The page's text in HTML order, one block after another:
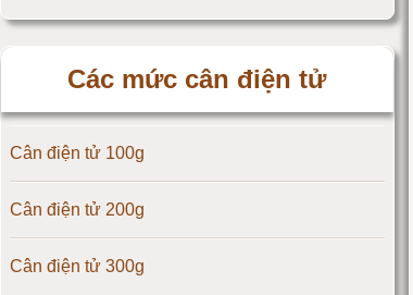
Cân điện tử OCS
Cân điện tử Digi
Cân điện tử TNP Scacle
Các mức cân điện tử
Cân điện tử 100g
Cân điện tử 200g
Cân điện tử 300g